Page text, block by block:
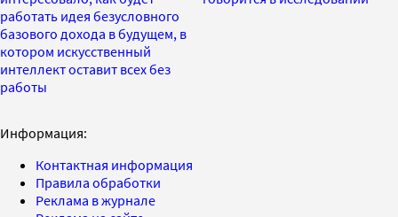
работать идея безусловного
базового дохода в будущем, в
котором искусственный
интеллект оставит всех без
работы
Информация:
Контактная информация
Правила обработки
Реклама в журнале